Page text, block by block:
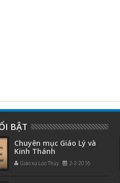
BẬT
Chuyên mục Giáo Lý và
Kinh Thánh
Giáo xứ Lộc Thủy 2-2-2016